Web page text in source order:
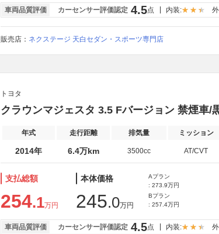
車両品質評価 カーセンサー評価認定 4.5点 内装:
販売店： ネクステージ 天白セダン・スポーツ専門店
トヨタ
クラウンマジェスタ 3.5 Fバージョン 禁煙車/
年式 走行距離 排気量 ミッション
2014年 6.4万km 3500cc AT/CVT
支払総額
254.1万円
本体価格
245.0万円
Aプラン
: 273.9万円
Bプラン
: 257.4万円
車両品質評価 カーセンサー評価認定 4.5点 内装: